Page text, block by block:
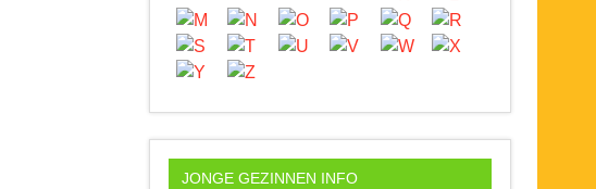
JONGE GEZINNEN INFO